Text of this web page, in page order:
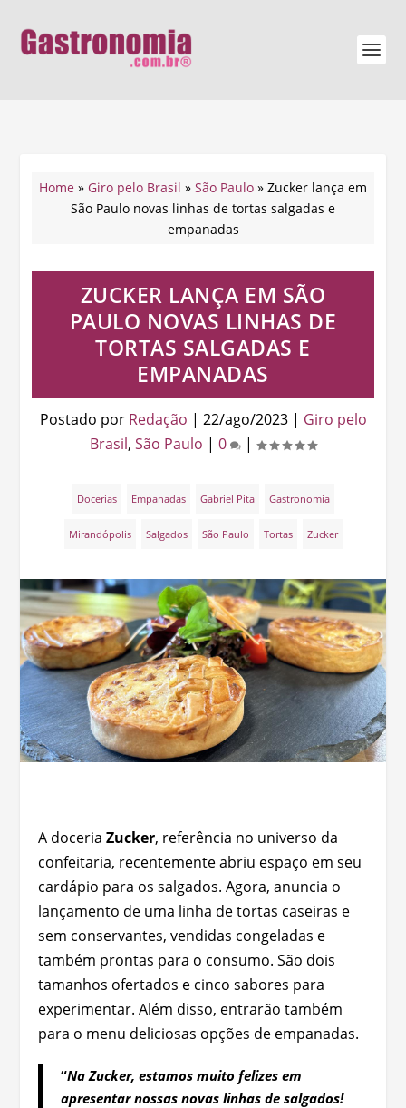
Home » Giro pelo Brasil » São Paulo » Zucker lança em
São Paulo novas linhas de tortas salgadas e
empanadas
ZUCKER LANÇA EM SÃO
PAULO NOVAS LINHAS DE
TORTAS SALGADAS E
EMPANADAS
Postado por Redação | 22/ago/2023| Giro pelo
Brasil, São Paulo | 0 |
Docerias Empanadas Gabriel Pita Gastronomia
Mirandópolis Salgados São Paulo Tortas Zucker
A doceriaZucker, referência no universo da
confeitaria, recentemente abriu espaço em seu
cardápio para os salgados. Agora, anuncia o
lançamento de uma linha de tortas caseiras e
sem conservantes, vendidas congeladas e
também prontas para o consumo. São dois
tamanhos ofertados e cinco sabores para
experimentar. Além disso, entrarão também
para o menu deliciosas opções de empanadas.
“Na Zucker, estamos muito felizes em
apresentar nossas novas linhas de salgados!